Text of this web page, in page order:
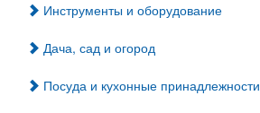
Инструменты и оборудование
Дача, сад и огород
Посуда и кухонные принадлежности